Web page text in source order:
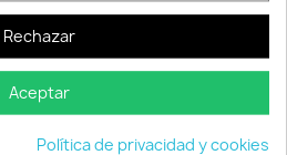
Rechazar
Aceptar
Política de privacidad y cookies